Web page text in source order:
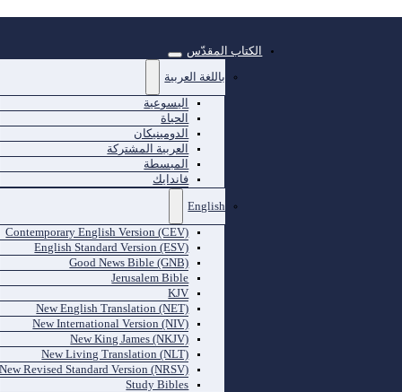
الكتاب المقدّس
باللغة العربية
اليسوعية
الحياة
الدومينيكان
العربية المشتركة
المبسطة
فاندايك
English
Contemporary English Version (CEV)
English Standard Version (ESV)
Good News Bible (GNB)
Jerusalem Bible
KJV
New English Translation (NET)
New International Version (NIV)
New King James (NKJV)
New Living Translation (NLT)
New Revised Standard Version (NRSV)
Study Bibles